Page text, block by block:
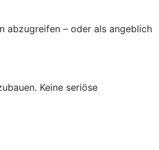
abzugreifen – oder als angeblich
Keine seriöse